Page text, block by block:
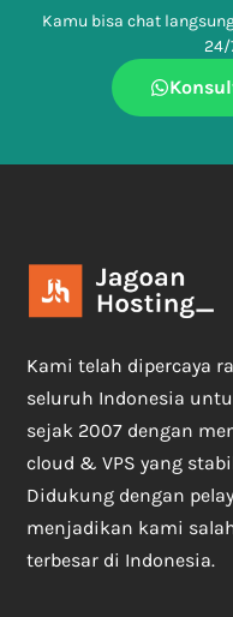
Kamu bisa chat
24/
Kami telah dipercaya
seluruh Indonesia
sejak 2007 dengan
cloud & VPS yang
Didukung dengan
menjadikan kami
terbesar di Indonesia.